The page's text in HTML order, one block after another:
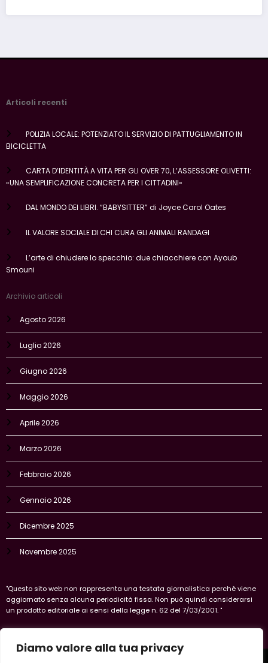
Diamo valore alla tua privacy
Articoli recenti
POLIZIA LOCALE: POTENZIATO IL SERVIZIO DI PATTUGLIAMENTO IN
BICICLETTA
CARTA D’IDENTITÀ A VITA PER GLI OVER 70, L’ASSESSORE OLIVETTI:
«UNA SEMPLIFICAZIONE CONCRETA PER I CITTADINI»
DAL MONDO DEI LIBRI. “BABYSITTER” di Joyce Carol Oates
IL VALORE SOCIALE DI CHI CURA GLI ANIMALI RANDAGI
L’arte di chiudere lo specchio: due chiacchiere con Ayoub
Smouni
Archivio articoli
Agosto 2026
Luglio 2026
Giugno 2026
Maggio 2026
Aprile 2026
Marzo 2026
Febbraio 2026
Gennaio 2026
Dicembre 2025
Novembre 2025
"Questo sito web non rappresenta una testata giornalistica perchè viene
aggiornato senza alcuna periodicità fissa. Non può quindi considerarsi
un prodotto editoriale ai sensi della legge n. 62 del 7/03/2001. "